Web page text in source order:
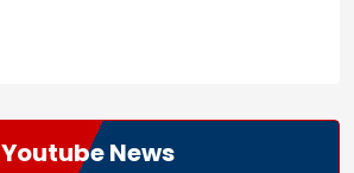
Youtube News